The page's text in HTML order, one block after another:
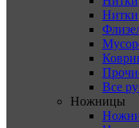
Нитки
Все
Ножницы